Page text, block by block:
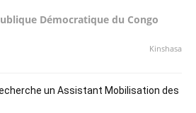
Démocratique du Congo
Kinshasa
un Assistant Mobilisation des